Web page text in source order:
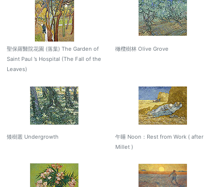
聖保羅醫院花園 (落葉) The Garden of
Saint Paul ’s Hospital (The Fall of the
Leaves)
橄欖樹林 Olive Grove
矮樹叢 Undergrowth
午睡 Noon：Rest from Work ( after
Millet )